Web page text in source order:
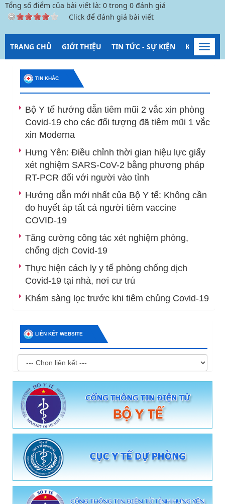
Tổng số điểm của bài viết là: 0 trong 0 đánh giá
Click để đánh giá bài viết
TRANG CHỦ GIỚI THIỆU TIN TỨC - SỰ KIỆN KIỂM
TIN KHÁC
Bộ Y tế hướng dẫn tiêm mũi 2 vắc xin phòng
Covid-19 cho các đối tượng đã tiêm mũi 1 vắc
xin Moderna
Hưng Yên: Điều chỉnh thời gian hiệu lực giấy
xét nghiệm SARS-CoV-2 bằng phương pháp
RT-PCR đối với người vào tỉnh
Hướng dẫn mới nhất của Bộ Y tế: Không cần
đo huyết áp tất cả người tiêm vaccine
COVID-19
Tăng cường công tác xét nghiệm phòng,
chống dịch Covid-19
Thực hiện cách ly y tế phòng chống dịch
Covid-19 tại nhà, nơi cư trú
Khám sàng lọc trước khi tiêm chủng Covid-19
LIÊN KẾT WEBSITE